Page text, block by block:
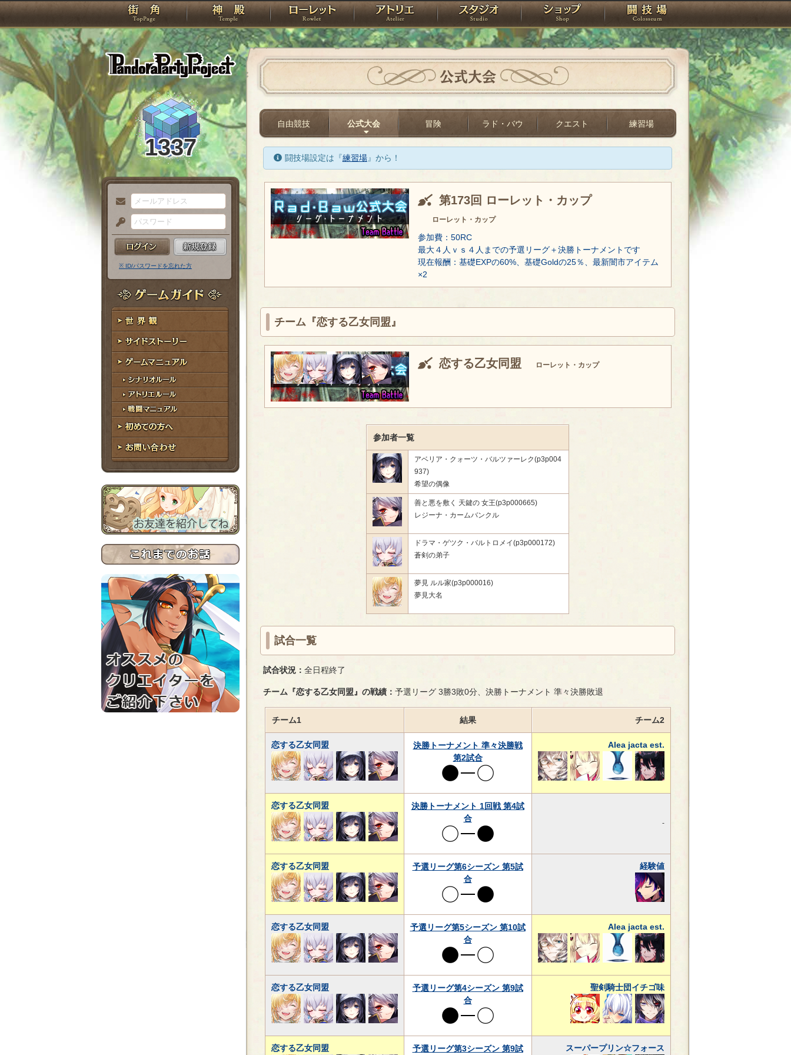
PandoraPartyProject
TOP 神殿 ローレット アトリエ スタジオ ショップ 闘技場
1337
メ
ー
ル
ア
ド
レ
ス
パ
ス
ー
ド
※ ID/パスワードを忘れた方
ゲームガイド
世界観
サイドストーリー
ゲームマニュアル
シナリオルール
アトリエルール
戦闘マニュアル
初めての方へ
お問い合わせ
公式大会
自由競技 公式大会 冒険 ラド・バウ クエスト 練習場
闘技場設定は『練習場』から！
第173回 ローレット・カップ
ローレット・カップ
参加費：50RC
最大４人ｖｓ４人までの予選リーグ＋決勝トーナメントです
現在報酬：基礎EXPの60%、基礎Goldの25％、最新闇市アイテム
×2
チーム『恋する乙女同盟』
恋する乙女同盟 ローレット・カップ
参加者一覧
アベリア・クォーツ・バルツァーレク(p3p004
937)
希望の偶像
善と悪を敷く 天鍵の 女王(p3p000665)
レジーナ・カームバンクル
ドラマ・ゲツク・バルトロメイ(p3p000172)
蒼剣の弟子
夢見 ルル家(p3p000016)
夢見大名
試合一覧
試合状況： 全日程終了
チーム『恋する乙女同盟』の戦績： 予選リーグ 3勝3敗0分、決勝トーナメント 準々決勝敗退
チーム1 結果 チーム2
恋する乙女同盟
決勝トーナメント 準々決勝戦
第2試合
Alea jacta est.
恋する乙女同盟
決勝トーナメント 1回戦 第4試
合
-
恋する乙女同盟
予選リーグ第6シーズン 第5試
合
経験値
恋する乙女同盟
予選リーグ第5シーズン 第10試
合
Alea jacta est.
恋する乙女同盟
予選リーグ第4シーズン 第9試
合
聖剣騎士団イチゴ味
恋する乙女同盟 予選リーグ第3シーズン 第9試 スーパープリン☆フォース